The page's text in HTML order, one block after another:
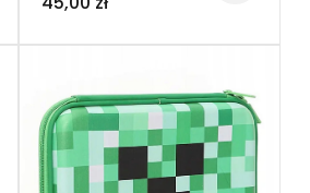
Przybory Niebieski